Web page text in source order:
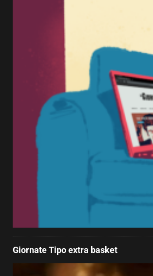
Giornate Tipo extra basket